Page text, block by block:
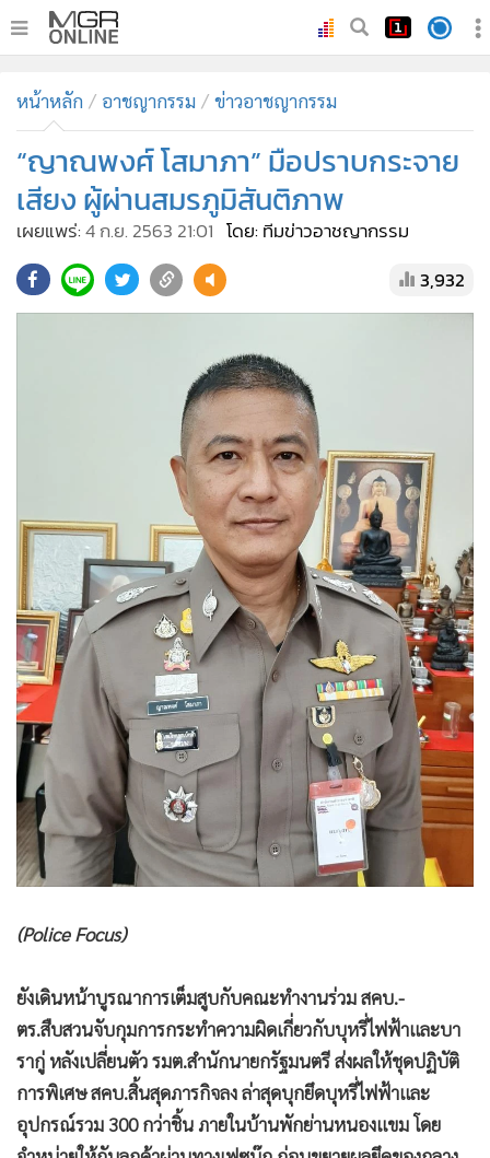
ทันเหตุการณ์
• ภาคใต้
ภูมิภาค
Online Section
• ผู้จัดการรายวัน
• คอลัมนิสต์
Good health & Well-being
• Green Innovation & SD
Management & HR
•
MGR Live
• Infographic
• การเมือง
• ท่องเที่ยว
• กีฬา
• ต่างประเทศ
• Special Scoop
• เศรษฐกิจ-ธุรกิจ
• จีน
• อาชญากรรม
• เกม
• วิทยาศาสตร์
• SMEs
• หุ้น
• อินโดจีน
หน้าหลัก อาชญากรรม ข่าวอาชญากรรม
“ญาณพงศ์ โสมาภา” มือปราบกระจาย
เสียง ผู้ผ่านสมรภูมิสันติภาพ
เผยแพร่:4 ก.ย. 2563 21:01 โดย: ทีมข่าวอาชญากรรม
3,932
(Police Focus)
ยังเดินหน้าบูรณาการเต็มสูบกับคณะทำงานร่วม สคบ.-
ตร.สืบสวนจับกุมการกระทำความผิดเกี่ยวกับบุหรี่ไฟฟ้าและบา
รากู่ หลังเปลี่ยนตัว รมต.สำนักนายกรัฐมนตรี ส่งผลให้ชุดปฏิบัติ
การพิเศษ สคบ.สิ้นสุดภารกิจลง ล่าสุดบุกยึดบุหรี่ไฟฟ้าและ
อุปกรณ์รวม 300 กว่าชิ้น ภายในบ้านพักย่านหนองแขม โดย